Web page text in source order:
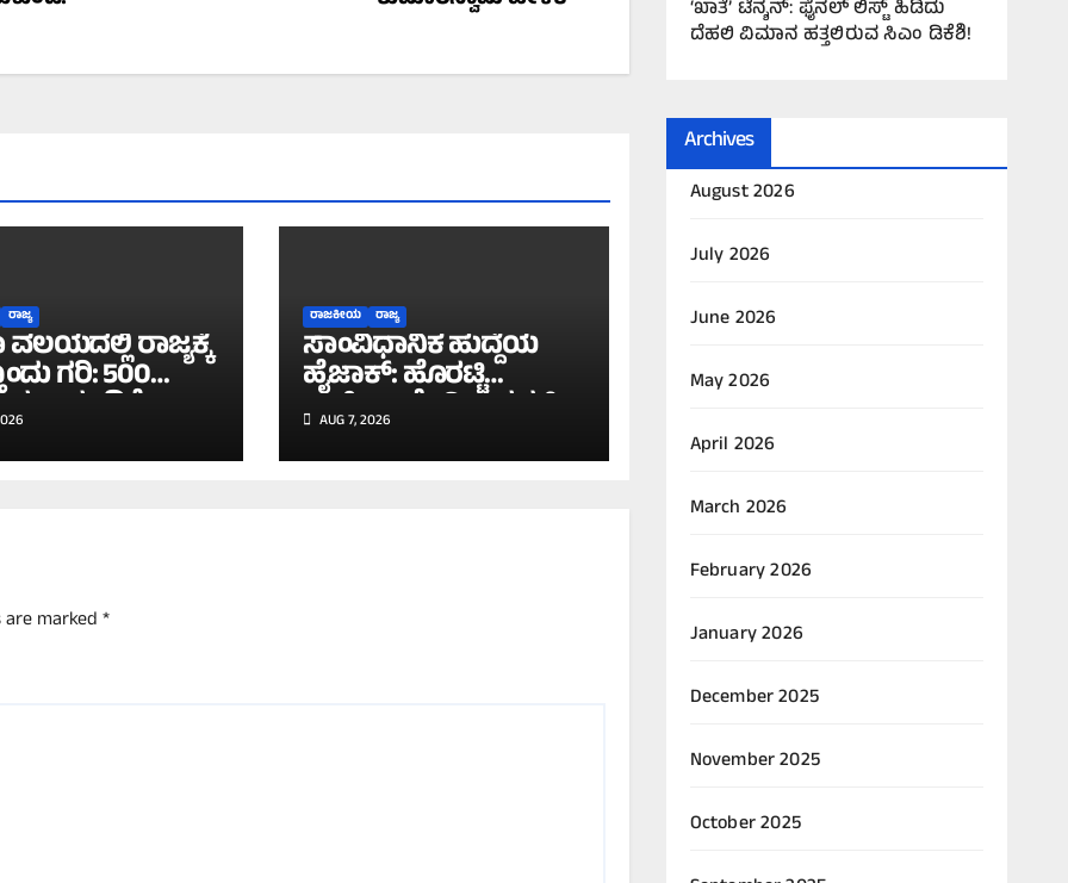
ರಾಜ್ಯ
ವಲಯದಲ್ಲಿ ರಾಜ್ಯಕ್ಕೆ
ಗರಿ: 500
ಹೂಡಿಕೆ
ಸೆಂಟಮ್
ಸಚಿವ ಎಂ.ಬಿ.
ರಾಜಕೀಯ ರಾಜ್ಯ
ಸಾಂವಿಧಾನಿಕ ಹುದ್ದೆಯ
ಹೈಜಾಕ್: ಹೊರಟ್ಟಿ
ರಾಜೀನಾಮೆ ವಿಚಾರದಲ್ಲಿ
ಕಾಂಗ್ರೆಸ್ ವಿರುದ್ಧ
ಹರಿದಾಯ್ದ ಬೊಮ್ಮಾಯಿ.
AUG 7, 2026
marked*
‘ಖಾತೆ’ ಟೆನ್ಶನ್: ಫೈನಲ್ ಲಿಸ್ಟ್ ಹಿಡಿದು
ದೆಹಲಿ ವಿಮಾನ ಹತ್ತಲಿರುವ ಸಿಎಂ ಡಿಕೆಶಿ!
Archives
August 2026
July 2026
June 2026
May 2026
April 2026
March 2026
February 2026
January 2026
December 2025
November 2025
October 2025